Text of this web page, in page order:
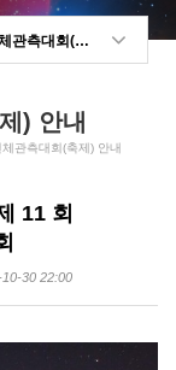
전국학생천체관측대회(축제) 안내
) 안내
관측대회(축제) 안내
11 회
30 22:00